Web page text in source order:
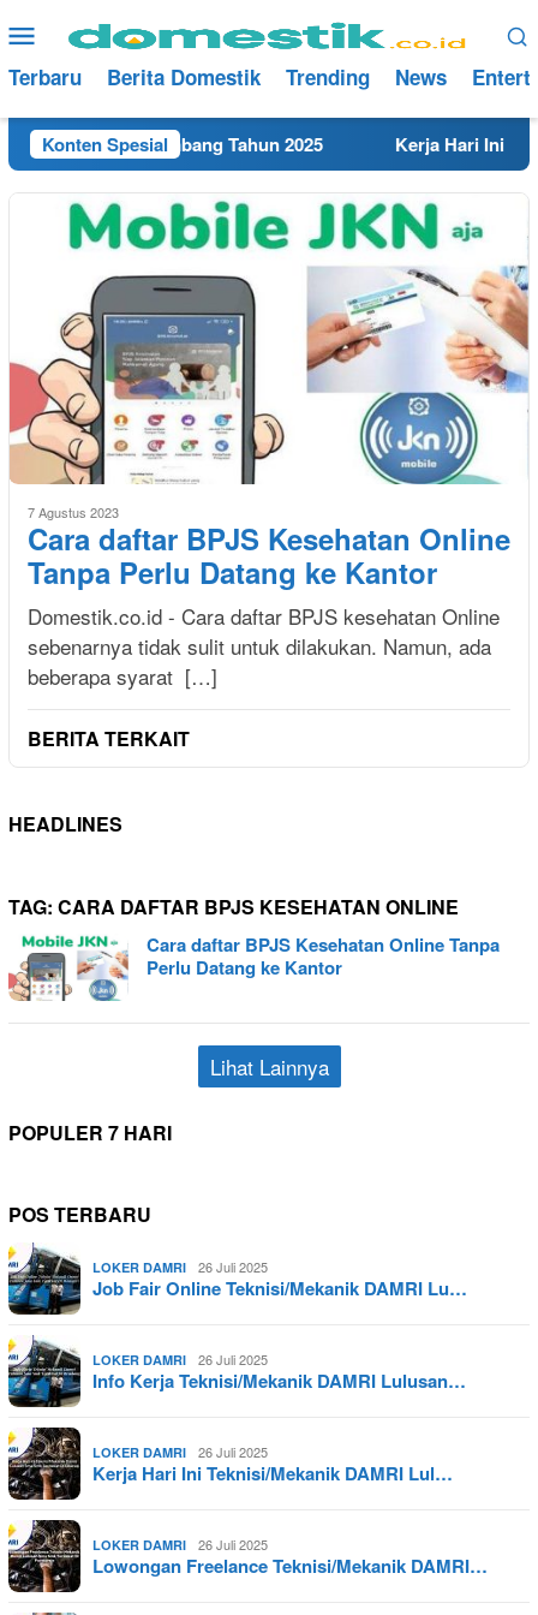
ke
konten
Menu
Mobile
Terbaru Berita Domestik Trending News
Konten Spesial
Terdekat di Rembang Tahun 2025 Kerja Hari Ini
7 Agustus 2023
Cara daftar BPJS Kesehatan Online
Tanpa Perlu Datang ke Kantor
Domestik.co.id - Cara daftar BPJS kesehatan Online
sebenarnya tidak sulit untuk dilakukan. Namun, ada
beberapa syarat […]
BERITA TERKAIT
HEADLINES
TAG: CARA DAFTAR BPJS KESEHATAN ONLINE
Cara daftar BPJS Kesehatan Online Tanpa
Perlu Datang ke Kantor
Lihat Lainnya
POPULER 7 HARI
POS TERBARU
LOKER DAMRI 26 Juli 2025
Job Fair Online Teknisi/Mekanik DAMRI Lu…
LOKER DAMRI 26 Juli 2025
Info Kerja Teknisi/Mekanik DAMRI Lulusan…
LOKER DAMRI 26 Juli 2025
Kerja Hari Ini Teknisi/Mekanik DAMRI Lul…
LOKER DAMRI 26 Juli 2025
Lowongan Freelance Teknisi/Mekanik DAMRI…